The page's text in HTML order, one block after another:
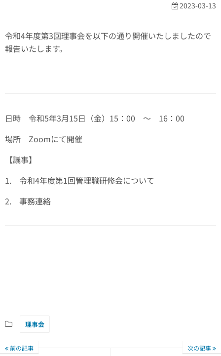
2023-03-13
令和4年度第3回理事会を以下の通り開催いたしましたので
報告いたします。
日時 令和5年3月15日（金）15：00 ～ 16：00
場所 Zoomにて開催
【議事】
1. 令和4年度第1回管理職研修会について
2. 事務連絡
理事会
前の記事 次の記事